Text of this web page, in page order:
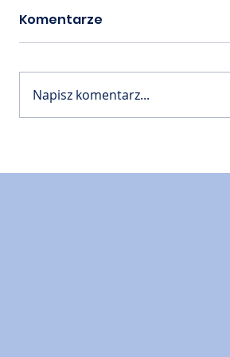
Komentarze
Napisz komentarz...